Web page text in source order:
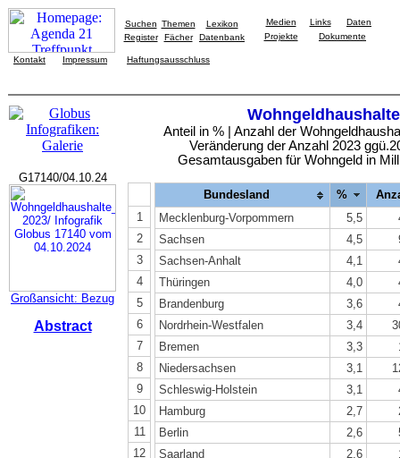
Suchen Themen
Lexikon
Register
Fächer Datenbank
Medien Links
Daten
Projekte
Dokumente
Kontakt Impressum Haftungsausschluss
Wohngeldhaushalte
Anteil in % | Anzahl der
Veränderung der Anzahl 2023
Gesamtausgaben für Wohngeld in
G17140/04.10.24
Großansicht: Bezug
Abstract
1
2
3
4
5
6
7
8
9
10
11
12
Bundesland %
Mecklenburg-Vorpommern
5,5
Sachsen
4,5
Sachsen-Anhalt
4,1
Thüringen
4,0
Brandenburg
3,6
Nordrhein-Westfalen
3,4
Bremen
3,3
Niedersachsen
3,1
Schleswig-Holstein
3,1
Hamburg
2,7
Berlin
2,6
Saarland
2,6